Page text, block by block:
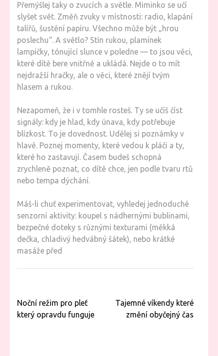
Přemýšlej taky o zvucích a světle. Miminko se učí
slyšet svět. Změň zvuky v místnosti: radio, klapání
talířů, šustění papíru. Všechno může být „hrou
poslechu“. A světlo? Stín rukou, plamínek
lampičky, tónující slunce v poledne — to jsou věci,
které dítě bere vnitřně a ukládá. Nejde o to mít
nejdražší hračky, ale o věci, které znějí tvým
hlasem a rukou.
Nezapomeň, že i v tomhle rosteš. Ty se učíš číst
signály: kdy je hlad, kdy únava, kdy potřebuje
blízkost. To je dovednost. Udělej si poznámky v
hlavě. Poznej momenty, které vedou k pláči a ty,
které ho zastavují. Časem budeš schopná
zrychleně poznat, co dítě chce, jen podle tvaru rtů
nebo tempa dýchání.
Máš-li chuť experimentovat, vyhledej jednoduché
senzorní aktivity: koupel s nádhernými bublinami,
bezpečné doteky s různými texturami (měkká
dečka, chladivý hedvábný šátek), nebo krátké
masáže před
Navigace
pro
Noční režim pro pleť
který opravdu funguje
Tajemné víkendy které
změní obyčejný čas